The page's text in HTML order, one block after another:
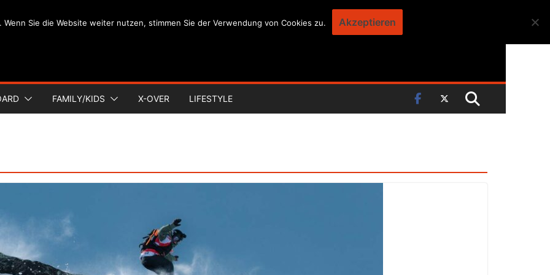
FAMILY/KIDS X-OVER LIFESTYLE
Wenn Sie die Website weiter nutzen, stimmen Sie der Verwendung von Cookies zu. Akzeptieren